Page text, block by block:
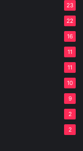
23
22
16
11
11
10
9
2
2